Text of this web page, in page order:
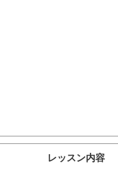
レッスン内容